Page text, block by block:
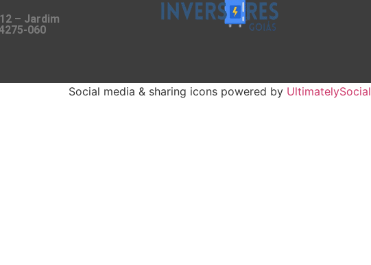
– Jardim
060
Social media & sharing icons powered by UltimatelySocial